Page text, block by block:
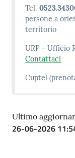
Tel.
persone a
territorio
URP - Ufficio
Contattaci
Cuptel
Ultimo
26-06-2026